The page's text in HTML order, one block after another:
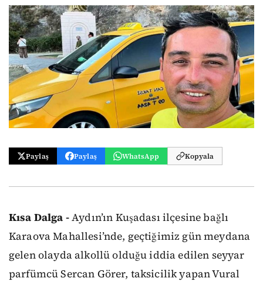
Paylaş Paylaş WhatsApp Kopyala
Kısa Dalga -Aydın’ın Kuşadası ilçesine bağlı
Karaova Mahallesi’nde, geçtiğimiz gün meydana
gelen olayda alkollü olduğu iddia edilen seyyar
parfümcü Sercan Görer, taksicilik yapan Vural